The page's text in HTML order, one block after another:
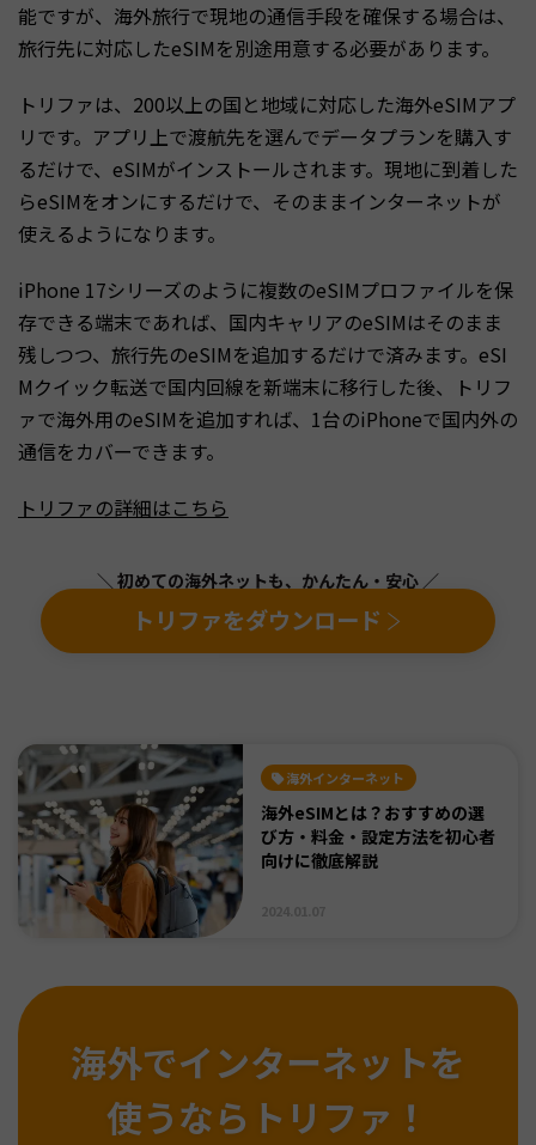
能ですが、海外旅行で現地の通信手段を確保する場合は、
旅行先に対応したeSIMを別途用意する必要があります。
トリファは、200以上の国と地域に対応した海外eSIMアプ
リです。アプリ上で渡航先を選んでデータプランを購入す
るだけで、eSIMがインストールされます。現地に到着した
らeSIMをオンにするだけで、そのままインターネットが
使えるようになります。
iPhone 17シリーズのように複数のeSIMプロファイルを保
存できる端末であれば、国内キャリアのeSIMはそのまま
残しつつ、旅行先のeSIMを追加するだけで済みます。eSI
Mクイック転送で国内回線を新端末に移行した後、トリフ
ァで海外用のeSIMを追加すれば、1台のiPhoneで国内外の
通信をカバーできます。
トリファの詳細はこちら
＼ 初めての海外ネットも、かんたん・安心 ／
トリファをダウンロード
海外インターネット
海外eSIMとは？おすすめの選
び方・料金・設定方法を初心者
向けに徹底解説
海外でインターネットを
使うならトリファ！